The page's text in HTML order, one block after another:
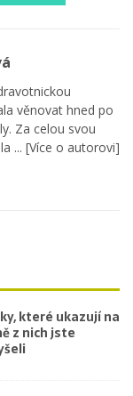
věnovat hned po
Za celou svou
... [Více o autorovi]
které ukazují na
z nich jste